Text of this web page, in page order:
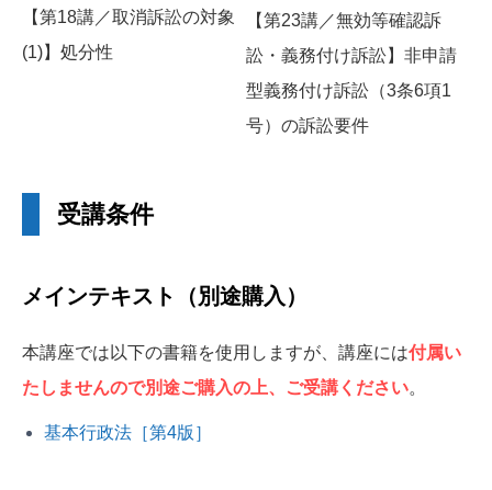
【第18講／取消訴訟の対象
(1)】処分性
【第23講／無効等確認訴
訟・義務付け訴訟】非申請
型義務付け訴訟（3条6項1
号）の訴訟要件
受講条件
メインテキスト（別途購入）
本講座では以下の書籍を使用しますが、講座には付属い
たしませんので別途ご購入の上、ご受講ください。
基本行政法［第4版］